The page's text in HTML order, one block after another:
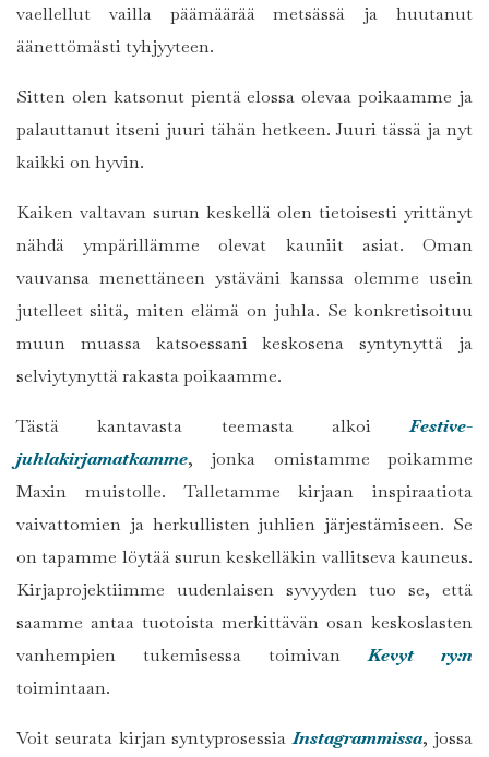
vaellellut vailla päämäärää metsässä ja huutanut
äänettömästi tyhjyyteen.
Sitten olen katsonut pientä elossa olevaa poikaamme ja
palauttanut itseni juuri tähän hetkeen. Juuri tässä ja nyt
kaikki on hyvin.
Kaiken valtavan surun keskellä olen tietoisesti yrittänyt
nähdä ympärillämme olevat kauniit asiat. Oman
vauvansa menettäneen ystäväni kanssa olemme usein
jutelleet siitä, miten elämä on juhla. Se konkretisoituu
muun muassa katsoessani keskosena syntynyttä ja
selviytynyttä rakasta poikaamme.
Tästä kantavasta teemasta alkoiFestive-
juhlakirjamatkamme, jonka omistamme poikamme
Maxin muistolle. Talletamme kirjaan inspiraatiota
vaivattomien ja herkullisten juhlien järjestämiseen. Se
on tapamme löytää surun keskelläkin vallitseva kauneus.
Kirjaprojektiimme uudenlaisen syvyyden tuo se, että
saamme antaa tuotoista merkittävän osan keskoslasten
vanhempien tukemisessa toimivanKevyt ry:n
toimintaan.
Voit seurata kirjan syntyprosessiaInstagrammissa, jossa